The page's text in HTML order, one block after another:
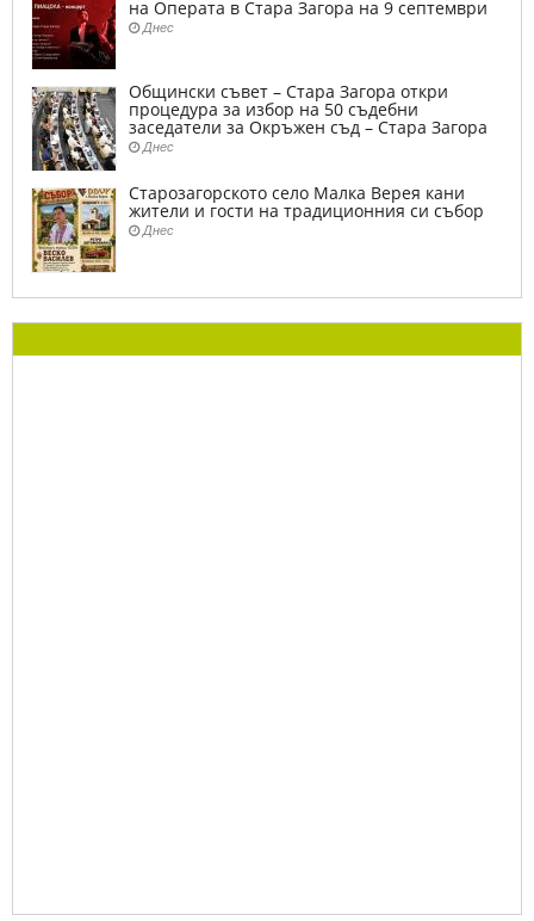
на Операта в Стара Загора на 9 септември
Днес
Общински съвет – Стара Загора откри
процедура за избор на 50 съдебни
заседатели за Окръжен съд – Стара Загора
Днес
Старозагорското село Малка Верея кани
жители и гости на традиционния си събор
Днес